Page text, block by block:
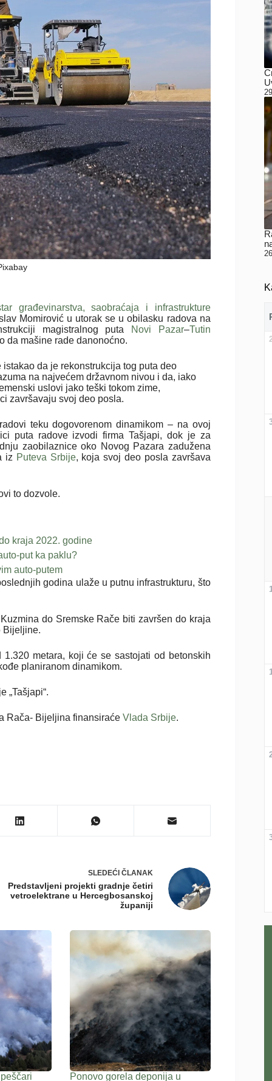
građevinarstva, saobraćaja i infrastrukture
Momirović u utorak se u obilasku radova na
magistralnog puta
Novi Pazar–Tutin
da mašine rade danonoćno.
istakao da je rekonstrukcija tog puta deo
na najvećem državnom nivou i da, iako
uslovi jako teški tokom zime,
završavaju svoj deo posla.
teku dogovorenom dinamikom – na ovoj
puta radove izvodi firma Tašjapi, dok je za
zaobilaznice oko Novog Pazara zadužena
iz Puteva Srbije, koja svoj deo posla završava
to dozvole.
kraja 2022. godine
put ka paklu?
auto-putem
godina ulaže u putnu infrastrukturu, što
do Sremske Rače biti završen do kraja
Bijeljine.
metara, koji će se sastojati od betonskih
planiranom dinamikom.
„Tašjapi“.
Rača- Bijeljina finansiraće Vlada Srbije.
SLEDEĆI ČLANAK
Predstavljeni projekti gradnje četiri
vetroelektrane u Hercegbosanskoj
županiji
Ponovo gorela deponija u